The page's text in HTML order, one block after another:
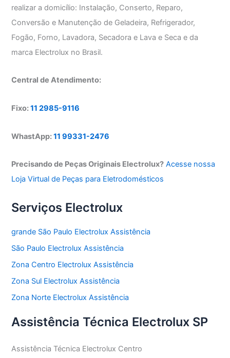
realizar a domicílio: Instalação, Conserto, Reparo,
Conversão e Manutenção de Geladeira, Refrigerador,
Fogão, Forno, Lavadora, Secadora e Lava e Seca e da
marca Electrolux no Brasil.
Central de Atendimento:
Fixo:11 2985-9116
WhastApp:11 99331-2476
Precisando de Peças Originais Electrolux? Acesse nossa
Loja Virtual de Peças para Eletrodomésticos
Serviços Electrolux
grande São Paulo Electrolux Assistência
São Paulo Electrolux Assistência
Zona Centro Electrolux Assistência
Zona Sul Electrolux Assistência
Zona Norte Electrolux Assistência
Assistência Técnica Electrolux SP
Assistência Técnica Electrolux Centro